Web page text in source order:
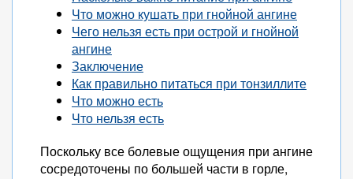
Что можно кушать при гнойной ангине
Чего нельзя есть при острой и гнойной
ангине
Заключение
Как правильно питаться при тонзиллите
Что можно есть
Что нельзя есть
Поскольку все болевые ощущения при ангине
сосредоточены по большей части в горле,